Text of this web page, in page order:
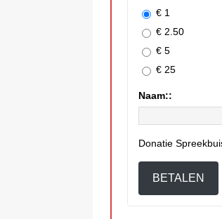
€ 1
€ 2.50
€ 5
€ 25
Naam::
Donatie
BETALEN